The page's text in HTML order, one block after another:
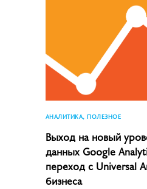
АНАЛИТИКА, ПОЛЕЗНОЕ
Выход на новый
данных Google
переход с Universal
бизнеса